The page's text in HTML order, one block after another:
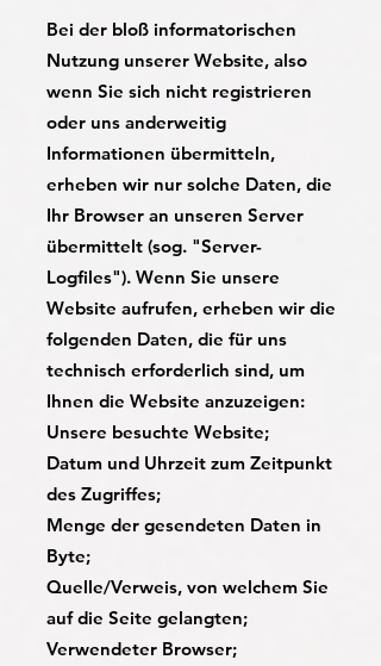
Bei der bloß informatorischen
Nutzung unserer Website, also
wenn Sie sich nicht registrieren
oder uns anderweitig
Informationen übermitteln,
erheben wir nur solche Daten, die
Ihr Browser an unseren Server
übermittelt (sog. "Server-
Logfiles"). Wenn Sie unsere
Website aufrufen, erheben wir die
folgenden Daten, die für uns
technisch erforderlich sind, um
Ihnen die Website anzuzeigen:
Unsere besuchte Website;
Datum und Uhrzeit zum Zeitpunkt
des Zugriffes;
Menge der gesendeten Daten in
Byte;
Quelle/Verweis, von welchem Sie
auf die Seite gelangten;
Verwendeter Browser;